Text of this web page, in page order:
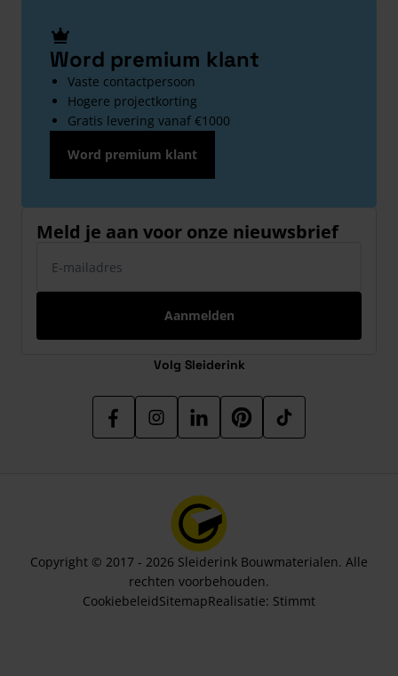
Word premium klant
Vaste contactpersoon
Hogere projectkorting
Gratis levering vanaf €1000
Word premium klant
Meld je aan voor onze nieuwsbrief
Aanmelden
Volg Sleiderink
Copyright © 2017 - 2026 Sleiderink Bouwmaterialen. Alle
rechten voorbehouden.
CookiebeleidSitemapRealisatie: Stimmt